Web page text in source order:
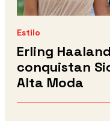
Estilo
Erling
conquistan
Alta Moda